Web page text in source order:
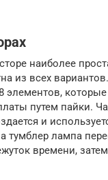
наиболее
из всех
элементов,
путем пайки.
и
тумблер лампа
времени,